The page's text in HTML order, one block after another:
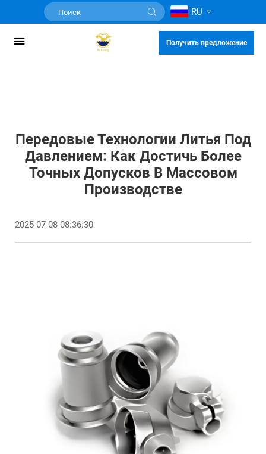
RU
Получить предложение
Передовые Технологии Литья Под
Давлением: Как Достичь Более
Точных Допусков В Массовом
Производстве
2025-07-08 08:36:30